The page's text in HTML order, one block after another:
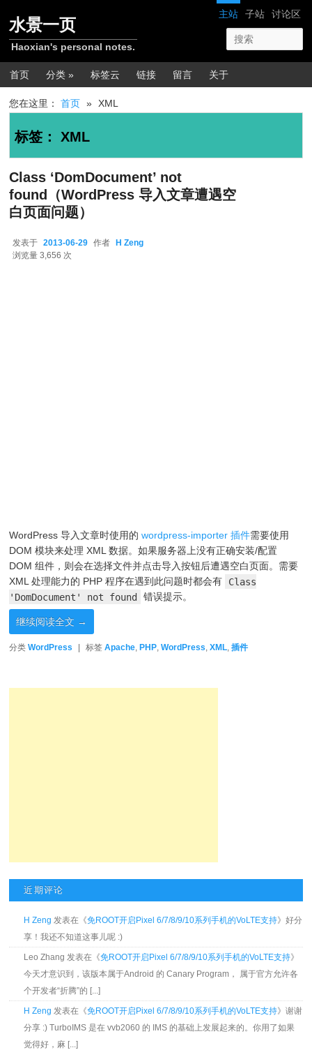
网站导航
主站 子站 讨论区
水景一页
Haoxian's personal notes.
主菜单
首页 分类 » 标签云 链接 留言 关于
您在这里：首页 » XML
标签：XML
Class ‘DomDocument’ not
found（WordPress 导入文章遭遇空
白页面问题）
发表于 2013-06-29 作者 H Zeng
浏览量 3,656 次
WordPress 导入文章时使用的wordpress-importer 插件需要使用
DOM 模块来处理 XML 数据。如果服务器上没有正确安装/配置
DOM 组件，则会在选择文件并点击导入按钮后遭遇空白页面。需要
XML 处理能力的 PHP 程序在遇到此问题时都会有
Class
'DomDocument' not found
错误提示。
继续阅读全文 →
分类 WordPress 标签 Apache, PHP,WordPress,XML,插件
近期评论
H Zeng 发表在《免ROOT开启Pixel 6/7/8/9/10系列手机的VoLTE支持》好分
享！我还不知道这事儿呢 :)
Leo Zhang 发表在《免ROOT开启Pixel 6/7/8/9/10系列手机的VoLTE支持》
今天才意识到，该版本属于Android 的 Canary Program， 属于官方允许各
个开发者“折腾”的 [...]
H Zeng 发表在《免ROOT开启Pixel 6/7/8/9/10系列手机的VoLTE支持》谢谢
分享 :) TurboIMS 是在 vvb2060 的 IMS 的基础上发展起来的。你用了如果
觉得好，麻 [...]